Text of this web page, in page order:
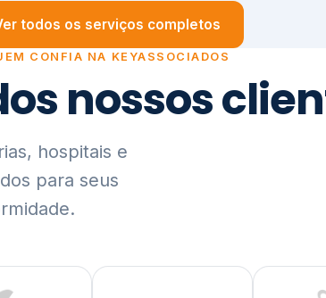
todos os serviços completos
CONFIA NA KEYASSOCIADOS
nossos
hospitais e
para seus